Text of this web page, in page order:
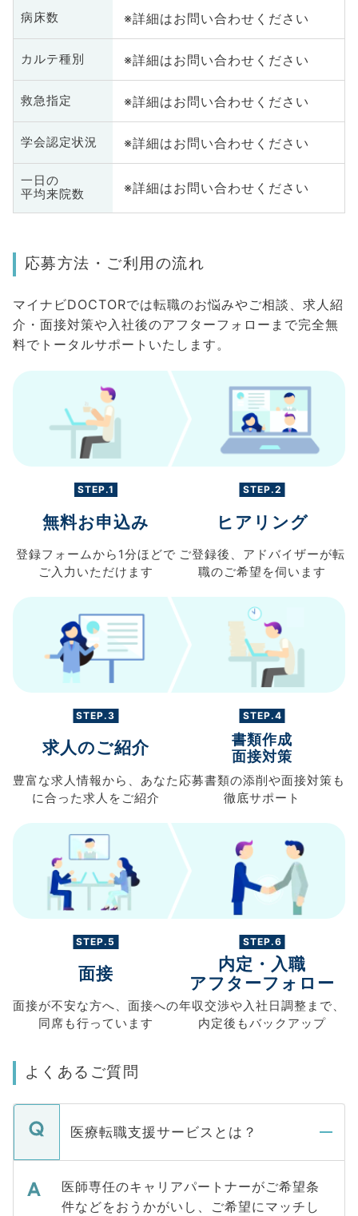
病床数 ※詳細はお問い合わせください
カルテ種別 ※詳細はお問い合わせください
救急指定 ※詳細はお問い合わせください
学会認定状況 ※詳細はお問い合わせください
一日の
平均来院数
※詳細はお問い合わせください
応募方法・ご利用の流れ
マイナビDOCTORでは転職のお悩みやご相談、求人紹
介・面接対策や入社後のアフターフォローまで完全無
料でトータルサポートいたします。
STEP.1
無料お申込み
登録フォームから 1分ほどで
ご入力 いただけます
STEP.2
ヒアリング
ご登録後、 アドバイザーが転
職のご希望を伺います
STEP.3
求人のご紹介
豊富な求人情報から、 あなた
に合った求人を ご紹介
STEP.4
書類作成
面接対策
応募書類の添削や面接対策も
徹底サポート
STEP.5
面接
面接が不安な方へ、 面接への
同席も行っています
STEP.6
内定・入職
アフターフォロー
年収交渉や入社日調整まで、
内定後もバックアップ
よくあるご質問
医療転職支援サービスとは？
医師専任のキャリアパートナーがご希望条
件などをおうかがいし、ご希望にマッチし